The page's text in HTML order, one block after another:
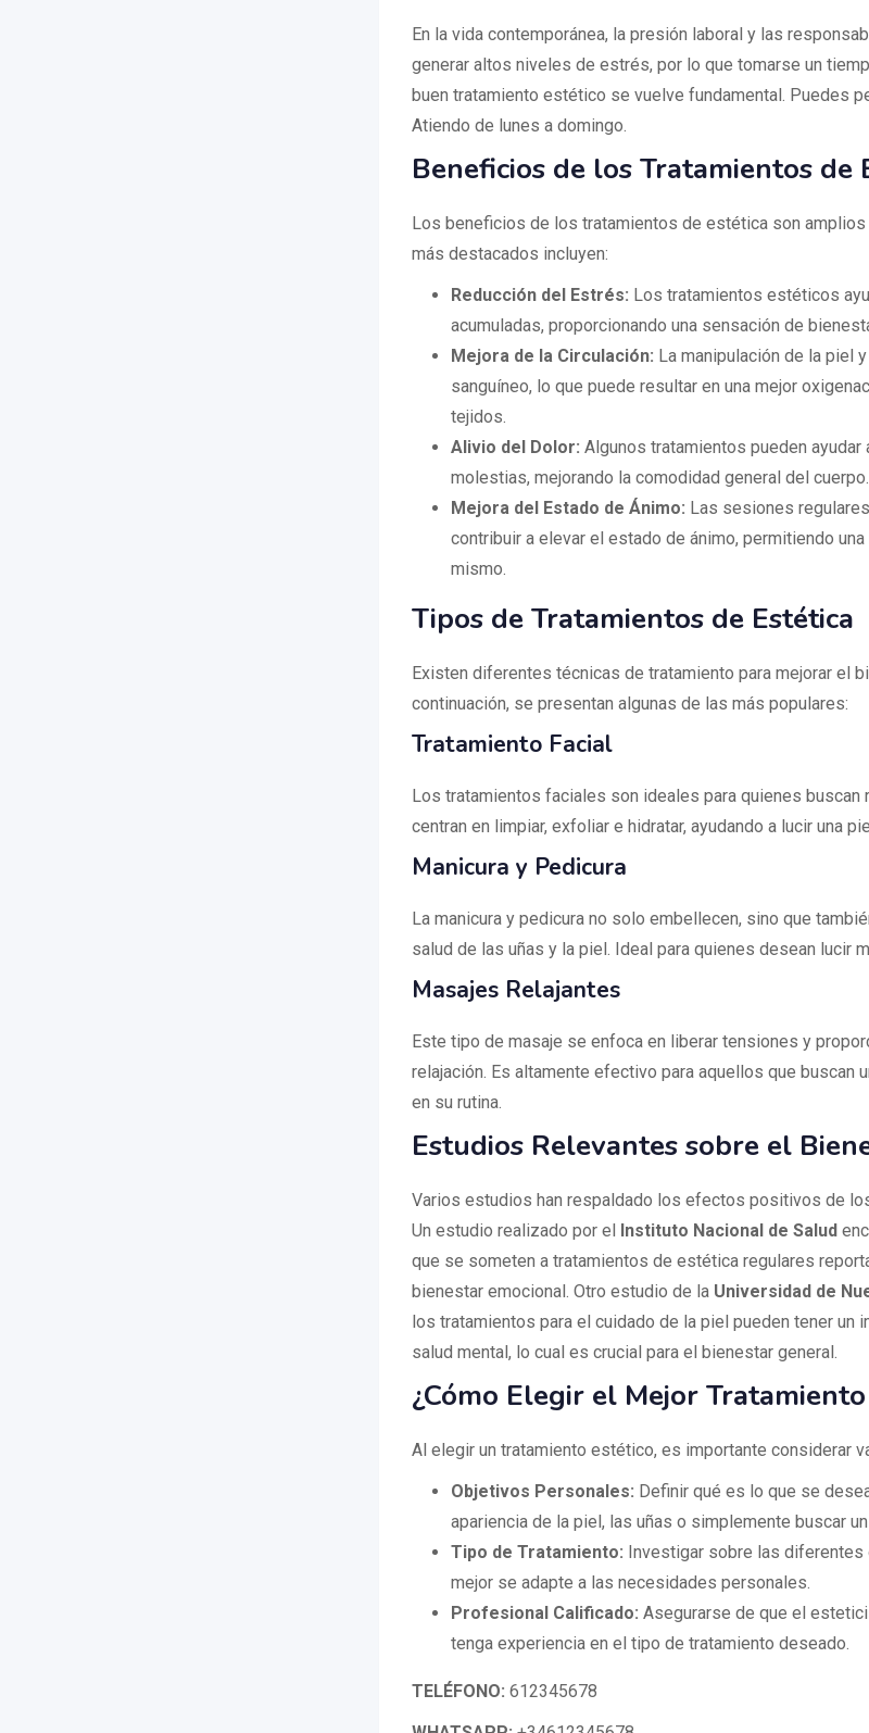
En la vida contemporánea, la presión laboral y las
generar altos niveles de estrés, por lo que tomarse un
buen tratamiento estético se vuelve fundamental. Puedes
Atiendo de lunes a domingo.
Beneficios de los Tratamientos de
Los beneficios de los tratamientos de estética son
más destacados incluyen:
Reducción del Estrés: Los tratamientos estéticos
acumuladas, proporcionando una sensación de
Mejora de la Circulación: La manipulación de la piel
sanguíneo, lo que puede resultar en una mejor
tejidos.
Alivio del Dolor: Algunos tratamientos pueden
molestias, mejorando la comodidad general del cuerpo.
Mejora del Estado de Ánimo: Las sesiones
contribuir a elevar el estado de ánimo, permitiendo
mismo.
Tipos de Tratamientos de Estética
Existen diferentes técnicas de tratamiento para mejorar el
continuación, se presentan algunas de las más populares:
Tratamiento Facial
Los tratamientos faciales son ideales para quienes buscan
centran en limpiar, exfoliar e hidratar, ayudando a lucir una
Manicura y Pedicura
La manicura y pedicura no solo embellecen, sino que
salud de las uñas y la piel. Ideal para quienes desean lucir
Masajes Relajantes
Este tipo de masaje se enfoca en liberar tensiones y
relajación. Es altamente efectivo para aquellos que buscan
en su rutina.
Estudios Relevantes sobre el
Varios estudios han respaldado los efectos positivos de
Un estudio realizado por el Instituto Nacional de Salud
que se someten a tratamientos de estética regulares
bienestar emocional. Otro estudio de la Universidad de
los tratamientos para el cuidado de la piel pueden tener un
salud mental, lo cual es crucial para el bienestar general.
¿Cómo Elegir el Mejor
Al elegir un tratamiento estético, es importante considerar
Objetivos Personales: Definir qué es lo que se
apariencia de la piel, las uñas o simplemente buscar
Tipo de Tratamiento: Investigar sobre las diferentes
mejor se adapte a las necesidades personales.
Profesional Calificado: Asegurarse de que el
tenga experiencia en el tipo de tratamiento deseado.
TELÉFONO: 612345678